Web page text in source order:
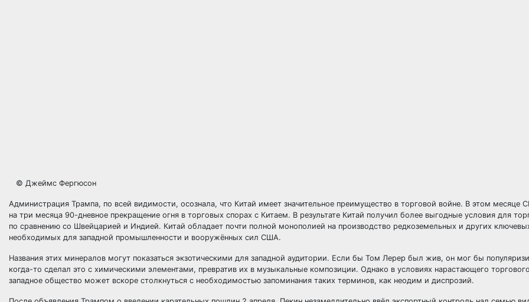
© Джеймс Фергюсон
Администрация Трампа, по всей видимости, осознала, что Китай имеет значительное преимущество в торговой войне. В этом месяце
на три месяца 90-дневное прекращение огня в торговых спорах с Китаем. В результате Китай получил более выгодные условия для
по сравнению со Швейцарией и Индией. Китай обладает почти полной монополией на производство редкоземельных и других
необходимых для западной промышленности и вооружённых сил США.
Названия этих минералов могут показаться экзотическими для западной аудитории. Если бы Том Лерер был жив, он мог бы
когда-то сделал это с химическими элементами, превратив их в музыкальные композиции. Однако в условиях нарастающего
западное общество может вскоре столкнуться с необходимостью запоминания таких терминов, как неодим и диспрозий.